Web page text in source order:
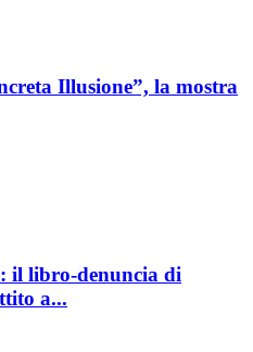
Illusione”, la mostra
il libro-denuncia di
a...